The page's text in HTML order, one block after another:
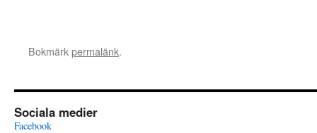
Bokmärkpermalänk.
Sociala medier
Facebook